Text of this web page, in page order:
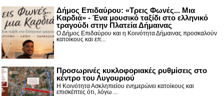
Δήμος Επιδαύρου: «Τρεις Φωνές... Μια
Καρδιά» - Ένα μουσικό ταξίδι στο ελληνικό
τραγούδι στην Πλατεία Δήμαινας
Ο Δήμος Επιδαύρου και η Κοινότητα Δήμαινας προσκαλούν
κατοίκους και επ...
Προσωρινές κυκλοφοριακές ρυθμίσεις στο
κέντρο του Λυγουριού
Η Κοινότητα Ασκληπιείου ενημερώνει κατοίκους και
επισκέπτες ότι, λόγω ...